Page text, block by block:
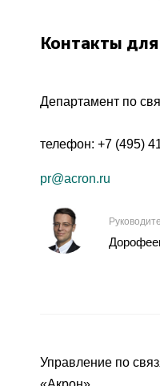
Контакты
Департамент по
телефон: +7 (495)
pr@acron.ru
Управление по